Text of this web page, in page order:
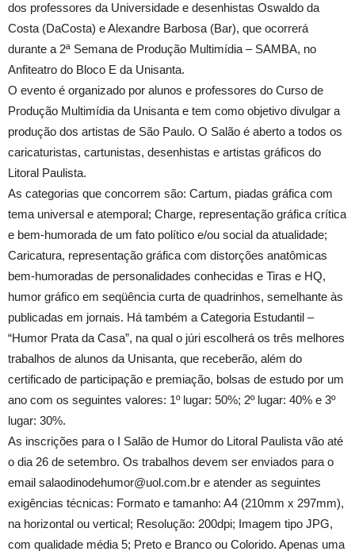
dos professores da Universidade e desenhistas Oswaldo da
Costa (DaCosta) e Alexandre Barbosa (Bar), que ocorrerá
durante a 2ª Semana de Produção Multimídia – SAMBA, no
Anfiteatro do Bloco E da Unisanta.
O evento é organizado por alunos e professores do Curso de
Produção Multimídia da Unisanta e tem como objetivo divulgar a
produção dos artistas de São Paulo. O Salão é aberto a todos os
caricaturistas, cartunistas, desenhistas e artistas gráficos do
Litoral Paulista.
As categorias que concorrem são: Cartum, piadas gráfica com
tema universal e atemporal; Charge, representação gráfica crítica
e bem-humorada de um fato político e/ou social da atualidade;
Caricatura, representação gráfica com distorções anatômicas
bem-humoradas de personalidades conhecidas e Tiras e HQ,
humor gráfico em seqüência curta de quadrinhos, semelhante às
publicadas em jornais. Há também a Categoria Estudantil –
“Humor Prata da Casa”, na qual o júri escolherá os três melhores
trabalhos de alunos da Unisanta, que receberão, além do
certificado de participação e premiação, bolsas de estudo por um
ano com os seguintes valores: 1º lugar: 50%; 2º lugar: 40% e 3º
lugar: 30%.
As inscrições para o I Salão de Humor do Litoral Paulista vão até
o dia 26 de setembro. Os trabalhos devem ser enviados para o
email salaodinodehumor@uol.com.br e atender as seguintes
exigências técnicas: Formato e tamanho: A4 (210mm x 297mm),
na horizontal ou vertical; Resolução: 200dpi; Imagem tipo JPG,
com qualidade média 5; Preto e Branco ou Colorido. Apenas uma